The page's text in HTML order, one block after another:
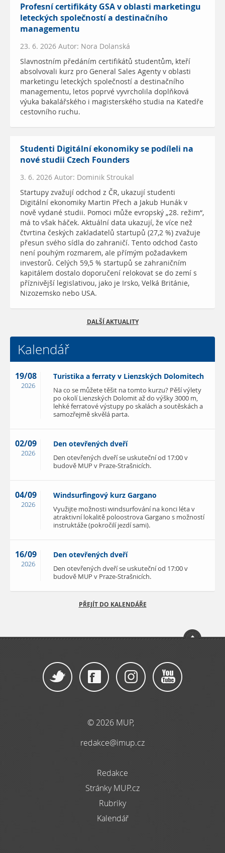
Profesní certifikáty GSA v oblasti marketingu
leteckých společností a destinačního
managementu
23. 6. 2026 Autor: Nora Dolanská
Slavnostním předáním certifikátů studentům, kteří
absolvovali kurz pro General Sales Agenty v oblasti
marketingu leteckých společností a destinačního
managementu, letos poprvé vyvrcholila doplňková
výuka bakalářského i magisterského studia na Katedře
cestovního ruchu.
Studenti Digitální ekonomiky se podíleli na
nové studii Czech Founders
3. 6. 2026 Autor: Dominik Stroukal
Startupy zvažují odchod z ČR, ukazují studenti
Digitální ekonomiky Martin Přech a Jakub Hunák v
nově vydané studii. Pomoci může evropský „28. režim“,
má to však háček. Aktuální data ukazují, že více než
čtvrtina českých zakladatelů startupů (27,2 %) zvažuje
přesun svého sídla do zahraničí. Tento odchod často
není pouhým rozmarem, ale přímým požadavkem
investorů. Celých 59,5 % startupů se zahraničním
kapitálem dostalo doporučení relokovat se do zemí s
příznivější legislativou, jako je Irsko, Velká Británie,
Nizozemsko nebo USA.
DALŠÍ AKTUALITY
Kalendář
19/08
2026
Turistika a ferraty v Lienzských Dolomitech
Na co se můžete těšit na tomto kurzu? Pěší výlety
po okolí Lienzských Dolomit až do výšky 3000 m,
lehké ferratové výstupy po skalách a soutěskách a
samozřejmě skvělá parta.
02/09
2026
Den otevřených dveří
Den otevřených dveří se uskuteční od 17:00 v
budově MUP v Praze-Strašnicích.
04/09
2026
Windsurfingový kurz Gargano
Využijte možnosti windsurfování na konci léta v
atraktivní lokalitě poloostrova Gargano s možností
instruktáže (pokročilí jezdí sami).
16/09
2026
Den otevřených dveří
Den otevřených dveří se uskuteční od 17:00 v
budově MUP v Praze-Strašnicích.
PŘEJÍT DO KALENDÁŘE
© 2026 MUP,
redakce@imup.cz
Redakce
Stránky MUP.cz
Rubriky
Kalendář